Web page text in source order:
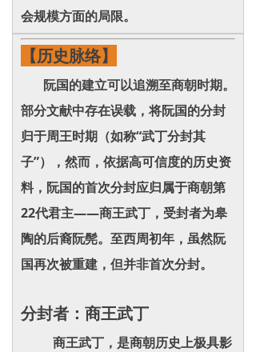
会规模方面的局限。
【历史脉络】
阮国的建立可以追溯至商朝时期。
部分文献中存在误载，将阮国的分封
归于周王时期（如称“武丁分封其
子”），然而，依据高可信度的历史资
料，阮国的首次分封应归属于商朝第
22代君主——商王武丁，受封者为皋
陶的后裔阮髡。至西周初年，虽然阮
国再次被重建，但并非首次分封。
分封者：商王武丁
商王武丁，是商朝历史上极具影